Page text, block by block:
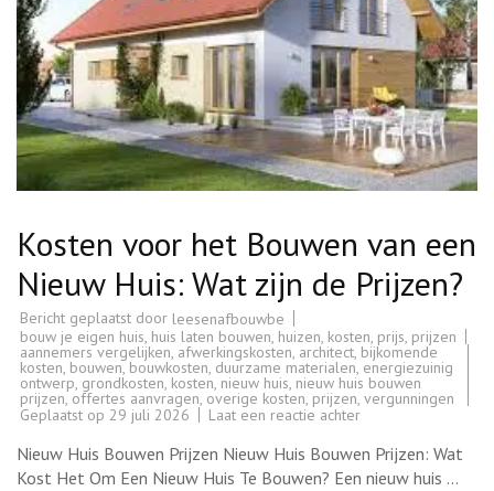
Kosten voor het Bouwen van een
Nieuw Huis: Wat zijn de Prijzen?
Bericht geplaatst door leesenafbouwbe
bouw je eigen huis, huis laten bouwen, huizen, kosten, prijs, prijzen
aannemers vergelijken, afwerkingskosten, architect, bijkomende
kosten, bouwen, bouwkosten, duurzame materialen, energiezuinig
ontwerp, grondkosten, kosten, nieuw huis, nieuw huis bouwen
prijzen, offertes aanvragen, overige kosten, prijzen, vergunningen
Geplaatst op 29 juli 2026 Laat een reactie achterop
voor
het
Bouwen
Nieuw Huis Bouwen Prijzen Nieuw Huis Bouwen Prijzen: Wat
Kost Het Om Een Nieuw Huis Te Bouwen? Een nieuw huis …